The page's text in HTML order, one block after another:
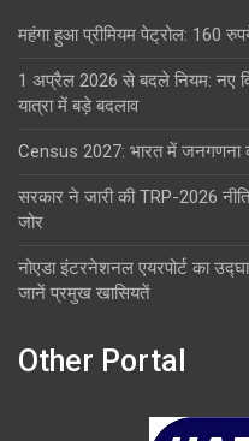
महंगा हुआ प्रीमियम पेट्रोल: 160
1 अप्रैल 2026 से बदले नियम: नए
यात्रा में बड़े बदलाव
Census 2027: भारत में
सरकार ने जारी की TRP-2026
जोर
नोएडा इंटरनेशनल एयरपोर्ट का
जानें प्रमुख खासियतें
Other Portal